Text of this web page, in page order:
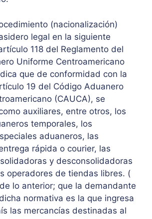
(nacionalización)
legal en la siguiente
118 del Reglamento del
Uniforme Centroamericano
que de conformidad con la
19 del Código Aduanero
(CAUCA), se
auxiliares, entre otros, los
temporales, los
aduaneros, las
rápida o courier, las
y desconsolidadoras
operadores de tiendas libres. (
lo anterior; que la demandante
normativa es la que ingresa
las mercancías destinadas al